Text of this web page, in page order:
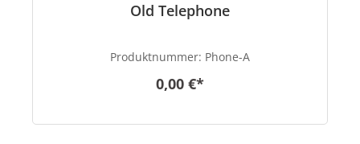
Old Telephone
Produktnummer: Phone-A
0,00 €*